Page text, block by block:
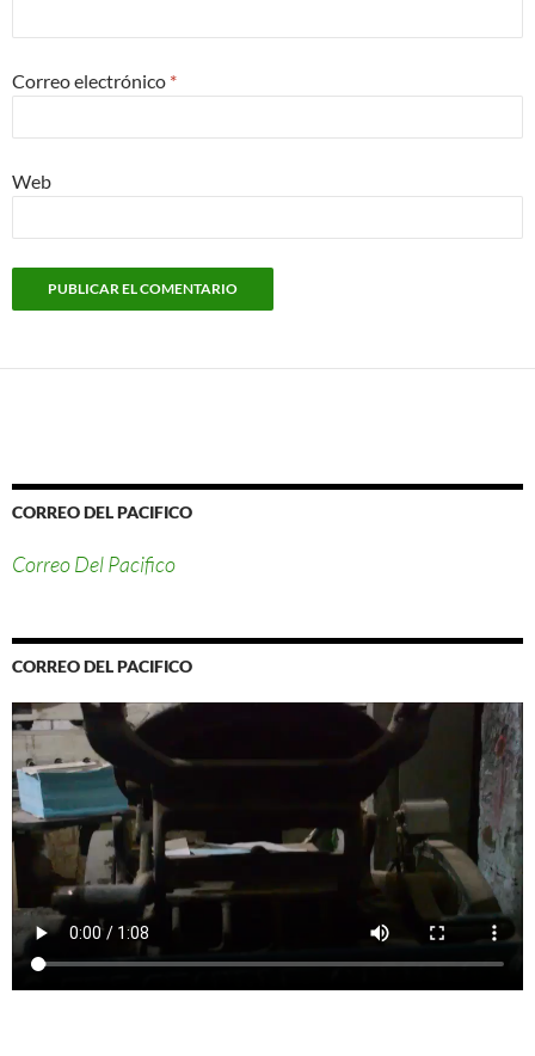
Correo electrónico *
Web
CORREO DEL PACIFICO
Correo Del Pacifico
CORREO DEL PACIFICO